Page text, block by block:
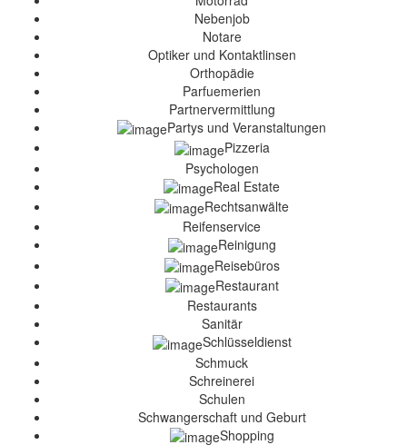
Nebenjob
Notare
Optiker und Kontaktlinsen
Orthopädie
Parfuemerien
Partnervermittlung
Partys und Veranstaltungen
Pizzeria
Psychologen
Real Estate
Rechtsanwälte
Reifenservice
Reinigung
Reisebüros
Restaurant
Restaurants
Sanitär
Schlüsseldienst
Schmuck
Schreinerei
Schulen
Schwangerschaft und Geburt
Shopping